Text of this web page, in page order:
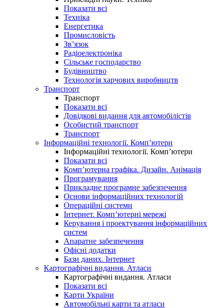
Показати всі
Техніка
Енергетика
Промисловість
Зв’язок
Радіоелектроніка
Сільське господарство
Будівництво
Технологія харчових виробництв
Транспорт
Транспорт
Показати всі
Довідкові видання для автомобілістів
Особистий транспорт
Транспорт
Інформаційні технології. Комп’ютери
Інформаційні технології. Комп’ютери
Показати всі
Комп’ютерна графіка. Дизайн. Анімація
Програмування
Прикладне програмне забезпечення
Основи інформаційних технологій
Операційні системи
Інтернет. Комп’ютерні мережі
Керування і проектування інформаційних
систем
Апаратне забезпечення
Офісні додатки
Бази даних. Інтернет
Картографічні видання. Атласи
Картографічні видання. Атласи
Показати всі
Карти України
Автомобільні карти та атласи